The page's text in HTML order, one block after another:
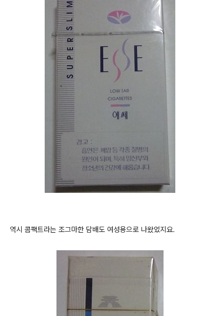
역시 콤팩트라는 조그마한 담배도 여성용으로 나왔었지요.